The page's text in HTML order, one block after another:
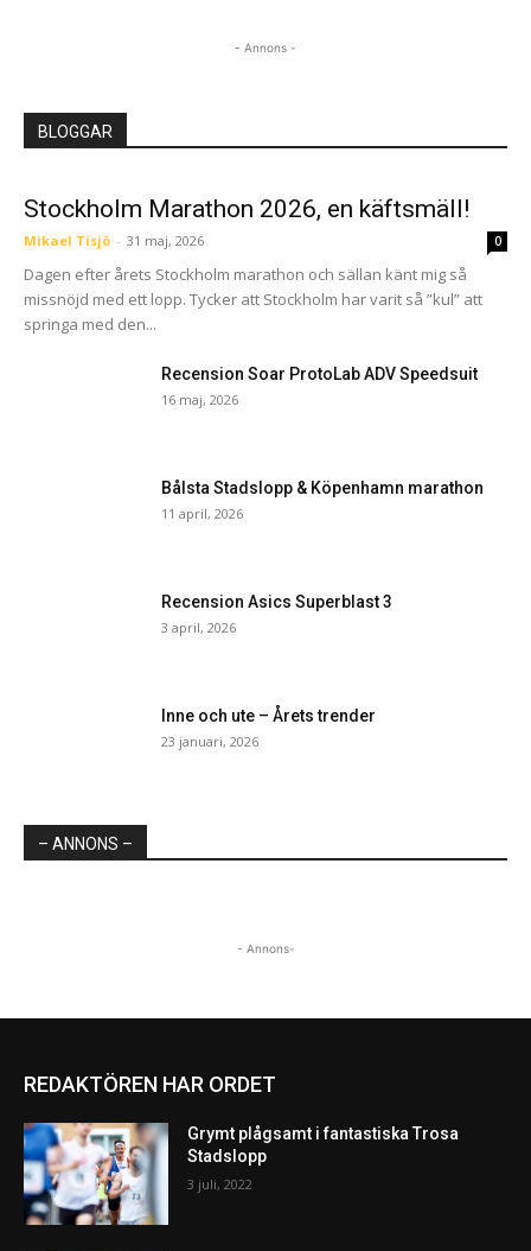
- Annons -
BLOGGAR
Stockholm Marathon 2026, en käftsmäll!
Mikael Tisjö - 31 maj, 2026 0
Dagen efter årets Stockholm marathon och sällan känt mig så
missnöjd med ett lopp. Tycker att Stockholm har varit så ”kul” att
springa med den...
Recension Soar ProtoLab ADV Speedsuit
16 maj, 2026
Bålsta Stadslopp & Köpenhamn marathon
11 april, 2026
Recension Asics Superblast 3
3 april, 2026
Inne och ute – Årets trender
23 januari, 2026
– ANNONS –
- Annons-
REDAKTÖREN HAR ORDET
Grymt plågsamt i fantastiska Trosa
Stadslopp
3 juli, 2022